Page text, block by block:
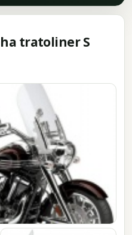
tratoliner S